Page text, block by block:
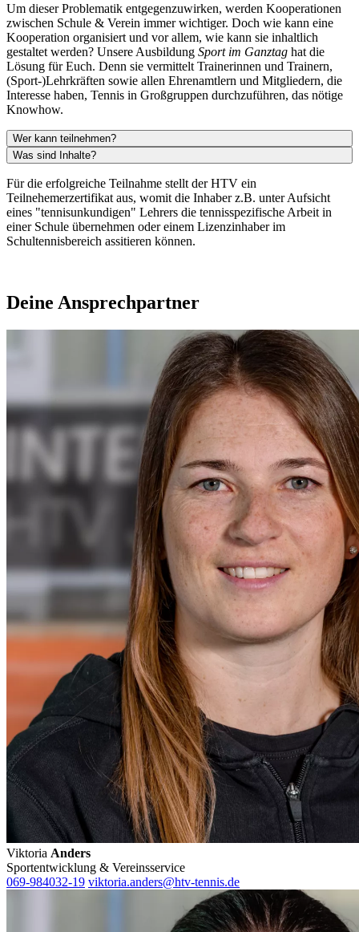
Um dieser Problematik entgegenzuwirken, werden Kooperationen
zwischen Schule & Verein immer wichtiger. Doch wie kann eine
Kooperation organisiert und vor allem, wie kann sie inhaltlich
gestaltet werden? Unsere Ausbildung Sport im Ganztag hat die
Lösung für Euch. Denn sie vermittelt Trainerinnen und Trainern,
(Sport-)Lehrkräften sowie allen Ehrenamtlern und Mitgliedern, die
Interesse haben, Tennis in Großgruppen durchzuführen, das nötige
Knowhow.
Wer kann teilnehmen?
Was sind Inhalte?
Für die erfolgreiche Teilnahme stellt der HTV ein
Teilnehemerzertifikat aus, womit die Inhaber z.B. unter Aufsicht
eines "tennisunkundigen" Lehrers die tennisspezifische Arbeit in
einer Schule übernehmen oder einem Lizenzinhaber im
Schultennisbereich assitieren können.
Deine Ansprechpartner
Viktoria Anders
Sportentwicklung & Vereinsservice
069-984032-19 viktoria.anders@htv-tennis.de